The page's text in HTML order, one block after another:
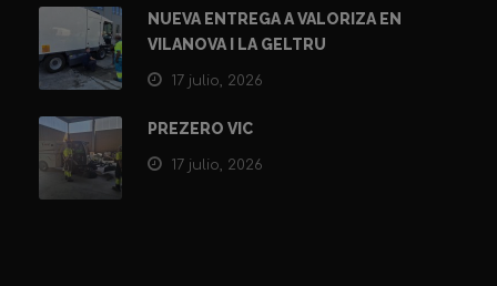
NUEVA ENTREGA A VALORIZA EN
VILANOVA I LA GELTRU
17 julio, 2026
PREZERO VIC
17 julio, 2026